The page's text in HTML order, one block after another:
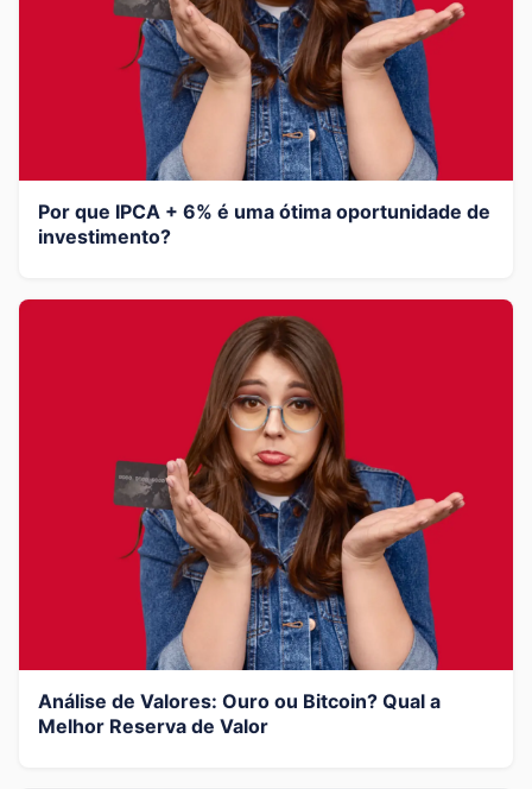
Por que IPCA + 6% é uma ótima oportunidade de
investimento?
Análise de Valores: Ouro ou Bitcoin? Qual a
Melhor Reserva de Valor